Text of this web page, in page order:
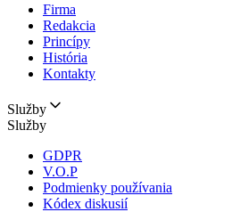
Firma
Redakcia
Princípy
História
Kontakty
Služby
Služby
GDPR
V.O.P
Podmienky používania
Kódex diskusií